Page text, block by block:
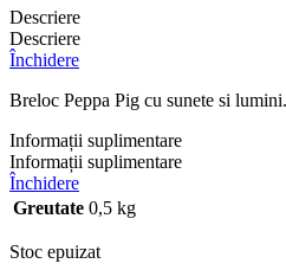
Descriere
Descriere
Închidere
Breloc Peppa Pig cu sunete si
Informații suplimentare
Informații suplimentare
Închidere
Greutate 0,5 kg
Stoc epuizat